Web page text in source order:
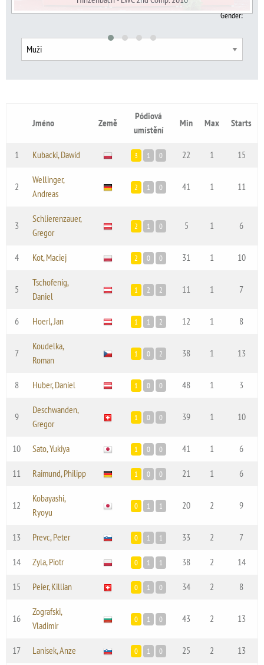
Gender:
Jméno Země
Pódiová
umístění
Min Max Starts
1 Kubacki, Dawid 3 1 0 22 1 15
2
Wellinger,
Andreas
2 1 0 41 1 11
3
Schlierenzauer,
Gregor
2 1 0 5 1 6
4 Kot, Maciej 2 0 0 31 1 10
5
Tschofenig,
Daniel
1 2 2 11 1 7
6 Hoerl, Jan 1 1 2 12 1 8
7
Koudelka,
Roman
1 0 2 38 1 13
8 Huber, Daniel 1 0 0 48 1 3
9
Deschwanden,
Gregor
1 0 0 39 1 10
10 Sato, Yukiya 1 0 0 41 1 6
11 Raimund, Philipp 1 0 0 21 1 6
12
Kobayashi,
Ryoyu
0 1 1 20 2 9
13 Prevc, Peter 0 1 1 33 2 7
14 Zyla, Piotr 0 1 1 38 2 14
15 Peier, Killian 0 1 0 34 2 8
16
Zografski,
Vladimir
0 1 0 43 2 13
17 Lanisek, Anze 0 1 0 25 2 13